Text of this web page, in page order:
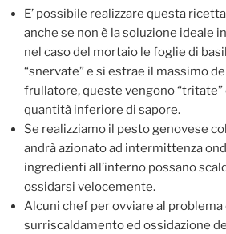
E’ possibile realizzare questa
anche se non è la soluzione ideale
nel caso del mortaio le foglie di
“snervate” e si estrae il massimo
frullatore, queste vengono “tritate”
quantità inferiore di sapore.
Se realizziamo il pesto genovese
andrà azionato ad intermittenza
ingredienti all’interno possano
ossidarsi velocemente.
Alcuni chef per ovviare al problema
surriscaldamento ed ossidazione